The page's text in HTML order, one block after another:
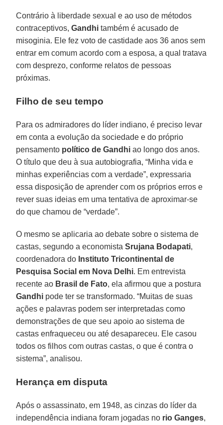
Contrário à liberdade sexual e ao uso de métodos
contraceptivos,Gandhi também é acusado de
misoginia. Ele fez voto de castidade aos 36 anos sem
entrar em comum acordo com a esposa, a qual tratava
com desprezo, conforme relatos de pessoas
próximas.
Filho de seu tempo
Para os admiradores do líder indiano, é preciso levar
em conta a evolução da sociedade e do próprio
pensamento político de Gandhi ao longo dos anos.
O título que deu à sua autobiografia, “Minha vida e
minhas experiências com a verdade”, expressaria
essa disposição de aprender com os próprios erros e
rever suas ideias em uma tentativa de aproximar-se
do que chamou de “verdade”.
O mesmo se aplicaria ao debate sobre o sistema de
castas, segundo a economistaSrujana Bodapati,
coordenadora do Instituto Tricontinental de
Pesquisa Social em Nova Delhi. Em entrevista
recente ao Brasil de Fato, ela afirmou que a postura
Gandhi pode ter se transformado. “Muitas de suas
ações e palavras podem ser interpretadas como
demonstrações de que seu apoio ao sistema de
castas enfraqueceu ou até desapareceu. Ele casou
todos os filhos com outras castas, o que é contra o
sistema”, analisou.
Herança em disputa
Após o assassinato, em 1948, as cinzas do líder da
independência indiana foram jogadas no rio Ganges,